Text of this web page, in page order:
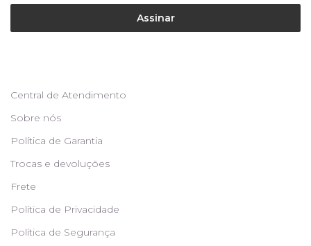
Assinar
Central de Atendimento
Sobre nós
Política de Garantia
Trocas e devoluções
Frete
Política de Privacidade
Política de Segurança